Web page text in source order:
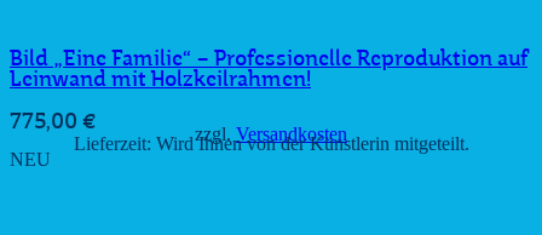
Bild „Eine Familie“ – Professionelle Reproduktion auf
Leinwand mit Holzkeilrahmen!
775,00 € zzgl. Versandkosten
Lieferzeit: Wird Ihnen von der Künstlerin mitgeteilt.
NEU